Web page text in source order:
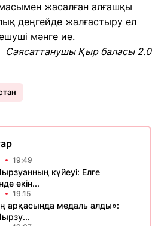
жасалған алғашқы
деңгейде жалғастыру ел
мәнге ие.
Саясаттанушы Қыр баласы 2.0
19:49
күйеуі: Елге
екін...
19:15
арқасында медаль алды»: